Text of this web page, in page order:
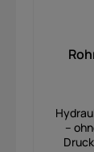
– ohne M+D 2x gebogen mit RNF = 2xAD, mit